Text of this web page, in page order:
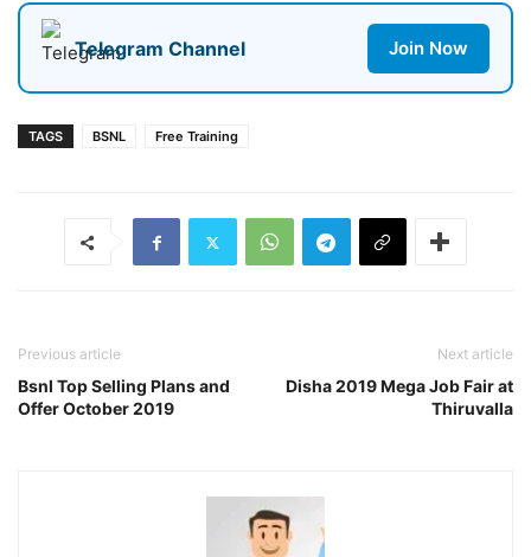
Telegram Channel Join Now
TAGS BSNL Free Training
Previous article
Bsnl Top Selling Plans and
Offer October 2019
Next article
Disha 2019 Mega Job Fair at
Thiruvalla